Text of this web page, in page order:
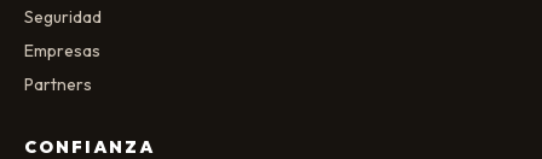
Seguridad
Empresas
Partners
CONFIANZA